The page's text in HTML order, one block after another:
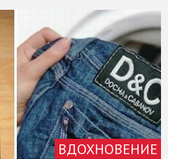
ВДОХНОВЕНИЕ